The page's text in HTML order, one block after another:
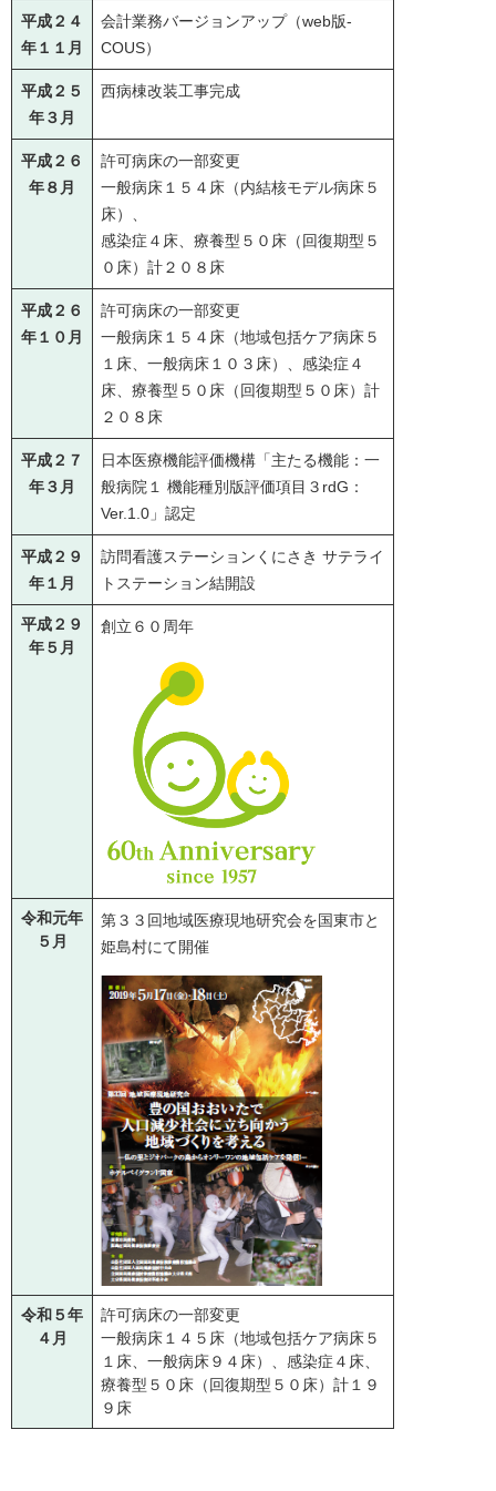
平成２４
年１１月
会計業務バージョンアップ（web版-
COUS）
平成２５
年３月
西病棟改装工事完成
平成２６
年８月
許可病床の一部変更
一般病床１５４床（内結核モデル病床５
床）、
感染症４床、療養型５０床（回復期型５
０床）計２０８床
平成２６
年１０月
許可病床の一部変更
一般病床１５４床（地域包括ケア病床５
１床、一般病床１０３床）、感染症４
床、療養型５０床（回復期型５０床）計
２０８床
平成２７
年３月
日本医療機能評価機構「主たる機能：一
般病院１ 機能種別版評価項目３rdG：
Ver.1.0」認定
平成２９
年１月
訪問看護ステーションくにさき サテライ
トステーション結開設
平成２９
年５月
創立６０周年
令和元年
５月
第３３回地域医療現地研究会を国東市と
姫島村にて開催
令和５年
４月
許可病床の一部変更
一般病床１４５床（地域包括ケア病床５
１床、一般病床９４床）、感染症４床、
療養型５０床（回復期型５０床）計１９
９床